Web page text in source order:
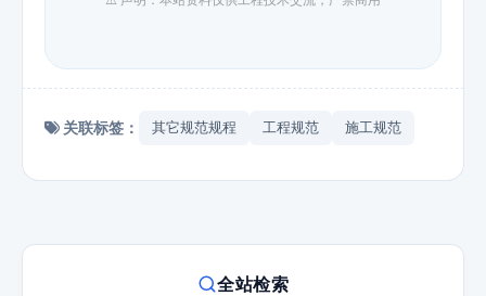
关联标签： 其它规范规程 工程规范 施工规范
全站检索